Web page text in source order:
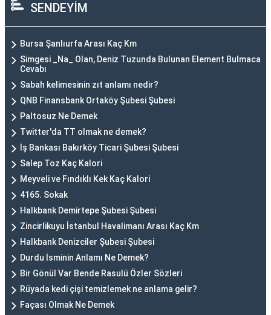
SENDEYİM
Bursa Şanlıurfa Arası Kaç Km
Simgesi _Na_ Olan, Deniz Tuzunda Bulunan Element Bulmaca
Cevabı
Sabah kelimesinin zıt anlamı nedir?
QNB Finansbank Ortaköy Şubesi Şubesi
Paltosuz Ne Demek
Twitter'da TT olmak ne demek?
İş Bankası Bakırköy Ticari Şubesi Şubesi
Salep Toz Kaç Kalori
Meyveli ve Fındıklı Kek Kaç Kalori
4165. Sokak
Halkbank Demirtepe Şubesi Şubesi
Zincirlikuyu İstanbul Havalimanı Arası Kaç Km
Halkbank Denizciler Şubesi Şubesi
Durdu İsminin Anlamı Ne Demek?
Bir Gönül Var Bende Rasulü Özler Sözleri
Rüyada kedi çişi temizlemek ne anlama gelir?
Façası Olmak Ne Demek